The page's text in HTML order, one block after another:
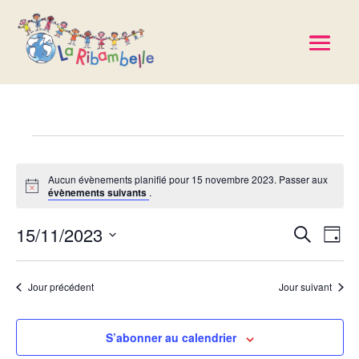
for
novembre
2023
Notice
Aucun évènements planifié pour 15 novembre 2023. Passer aux
évènements suivants .
et
de
Recherche
de
Jour
15/11/2023
Sélectionnez
uneJour précédent Jour suivant
S’abonner au calendrier